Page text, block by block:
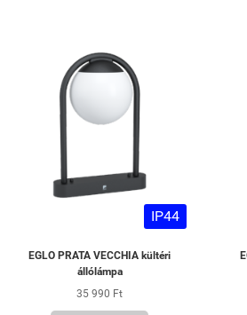
IP44
EGLO PRATA VECCHIA kültéri
állólámpa
35 990 Ft